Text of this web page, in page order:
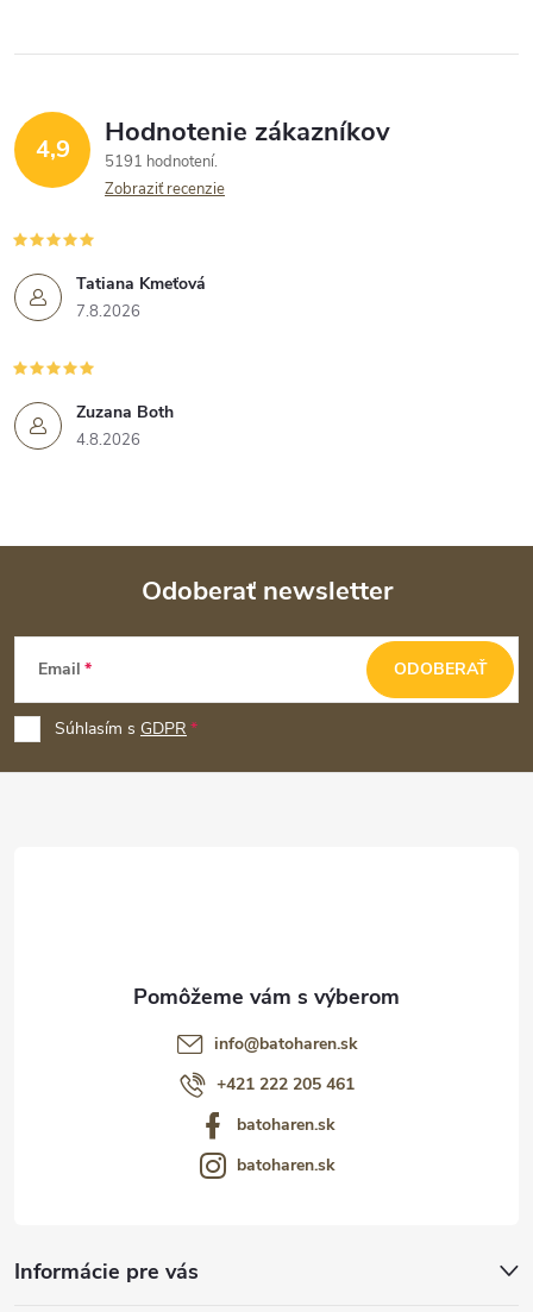
4,9 Hodnotenie zákazníkov
5191 hodnotení
Zobraziť recenzie
Tatiana Kmeťová
7.8.2026
Zuzana Both
4.8.2026
Z
p
ä
Odoberať newsletter
Email
Súhlasím s GDPR
ODOBERAŤ
Informácie pre vás
info@batoharen.sk
+421 222 205 461
batoharen.sk
batoharen.sk